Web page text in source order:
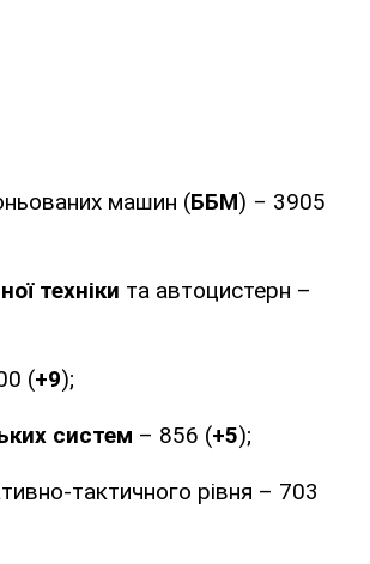
машин (ББМ) ‒ 3905
техніки та автоцистерн –
(+9);
систем – 856 (+5);
тактичного рівня – 703